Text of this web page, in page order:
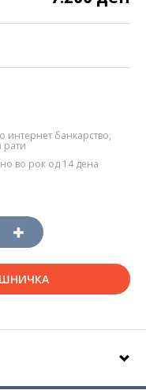
интернет банкарство,
рати
во рок од 14 дена